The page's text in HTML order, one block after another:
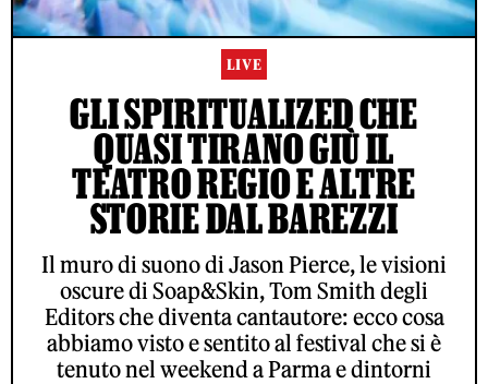
LIVE
GLI SPIRITUALIZED CHE
QUASI TIRANO GIÙ IL
TEATRO REGIO E ALTRE
STORIE DAL BAREZZI
Il muro di suono di Jason Pierce, le visioni
oscure di Soap&Skin, Tom Smith degli
Editors che diventa cantautore: ecco cosa
abbiamo visto e sentito al festival che si è
tenuto nel weekend a Parma e dintorni